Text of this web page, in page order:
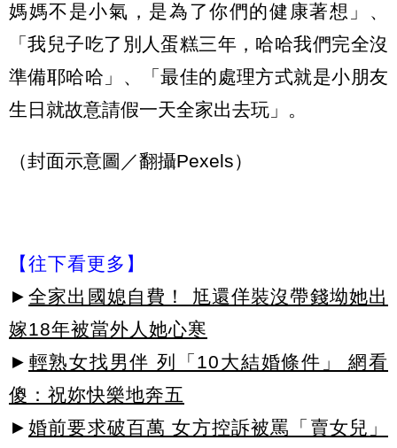
媽媽不是小氣，是為了你們的健康著想」、
「我兒子吃了別人蛋糕三年，哈哈我們完全沒
準備耶哈哈」、「最佳的處理方式就是小朋友
生日就故意請假一天全家出去玩」。
（封面示意圖／翻攝Pexels）
【往下看更多】
► 全家出國媳自費！ 尪還佯裝沒帶錢坳她出
嫁18年被當外人她心寒
► 輕熟女找男伴 列「10大結婚條件」 網看
傻：祝妳快樂地奔五
► 婚前要求破百萬 女方控訴被罵「賣女兒」